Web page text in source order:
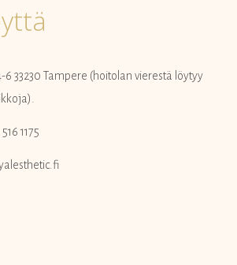
6 33230 Tampere (hoitolan vierestä löytyy
1175